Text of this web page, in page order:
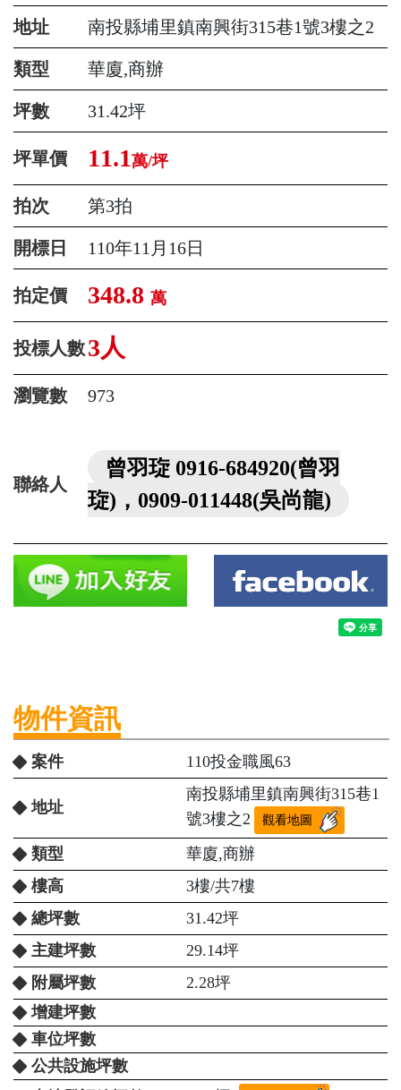
地址 南投縣埔里鎮南興街315巷1號3樓之2
類型 華廈,商辦
坪數 31.42坪
坪單價 11.1萬/坪
拍次 第3拍
開標日 110年11月16日
拍定價 348.8 萬
投標人數3人
瀏覽數 973
聯絡人
曾羽琁 0916-684920(曾羽
琁)，0909-011448(吳尚龍)
物件資訊
案件 110投金職風63
地址
南投縣埔里鎮南興街315巷1
號3樓之2
觀看地圖
類型
華廈,商辦
樓高
3樓/共7樓
總坪數
31.42坪
主建坪數
29.14坪
附屬坪數
2.28坪
增建坪數
車位坪數
公共設施坪數